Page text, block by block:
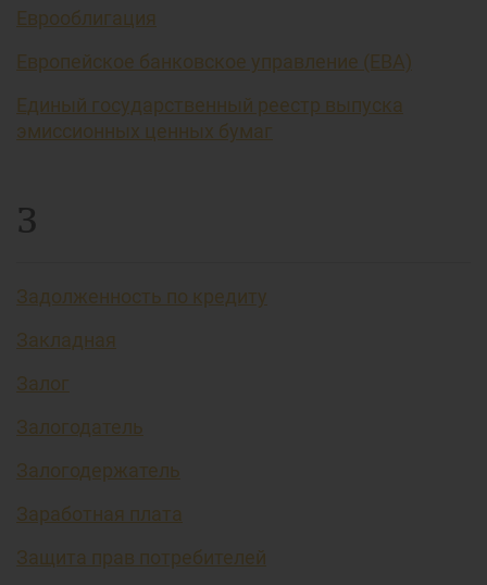
Еврооблигация
Европейское банковское управление (EBA)
Единый государственный реестр выпуска
эмиссионных ценных бумаг
З
Задолженность по кредиту
Закладная
Залог
Залогодатель
Залогодержатель
Заработная плата
Защита прав потребителей